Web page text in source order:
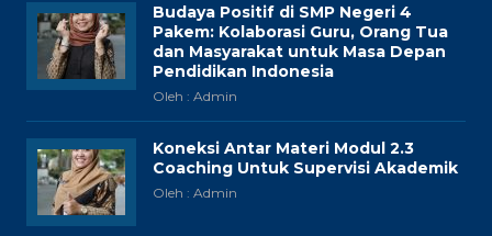
Budaya Positif di SMP Negeri 4
Pakem: Kolaborasi Guru, Orang Tua
dan Masyarakat untuk Masa Depan
Pendidikan Indonesia
Oleh : Admin
Koneksi Antar Materi Modul 2.3
Coaching Untuk Supervisi Akademik
Oleh : Admin